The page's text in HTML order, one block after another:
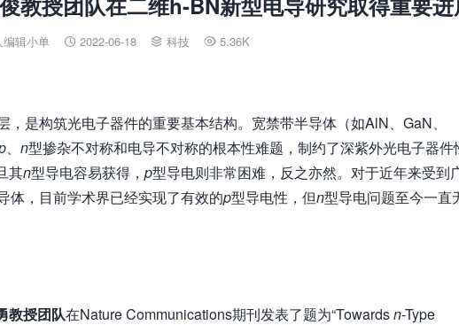
编辑小单  2022-06-18  科技  5.36K
，是构筑光电子器件的重要基本结构。宽禁带半导体（如AlN、GaN、
、 n型掺杂不对称和电导不对称的根本性难题，制约了深紫外光电子器件
其n型导电容易获得， p型导电则非常困难，反之亦然。对于近年来受到
体，目前学术界已经实现了有效的p型导电性，但n型导电问题至今一直
教授团队在Nature Communications期刊发表了题为“Towardsn-Type